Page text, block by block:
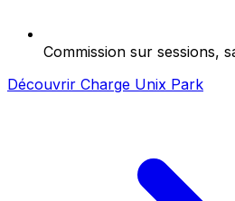
Commission sur sessions,
Découvrir Charge Unix Park